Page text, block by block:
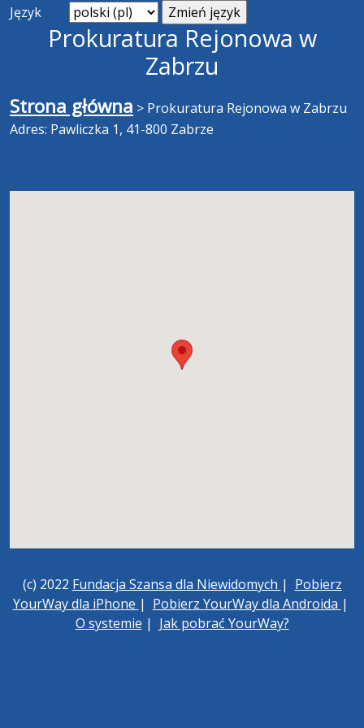
Język
Prokuratura Rejonowa w
Zabrzu
Strona główna > Prokuratura Rejonowa w Zabrzu
Adres: Pawliczka 1, 41-800 Zabrze
(c) 2022 Fundacja Szansa dla Niewidomych | Pobierz
YourWay dla iPhone | Pobierz YourWay dla Androida |
O systemie | Jak pobrać YourWay?